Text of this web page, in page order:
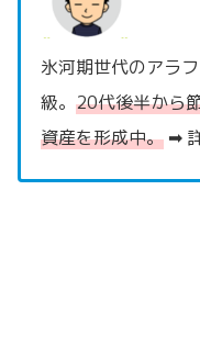
氷河期世代のアラ
級。 20代後半から
資産を形成中。 ➡